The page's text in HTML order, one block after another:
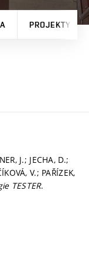
PROJEKTY
J.; JECHA, D.;
V.; PAŘÍZEK,
TESTER.